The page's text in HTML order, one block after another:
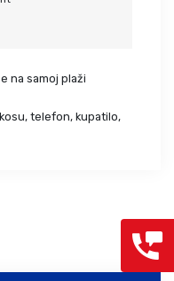
na samoj plaži
telefon, kupatilo,